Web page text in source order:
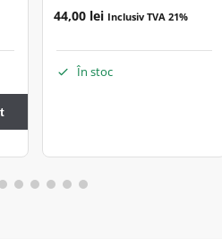
44,00 lei Inclusiv TVA 21%
În stoc